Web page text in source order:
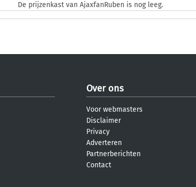
De prijzenkast van AjaxfanRuben is nog leeg.
Over ons
Voor webmasters
Disclaimer
Privacy
Adverteren
Partnerberichten
Contact